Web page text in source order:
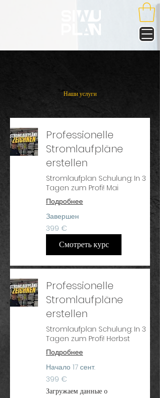
Наши услуги
Professionelle
Stromlaufpläne
erstellen
Stromlaufplan Schulung: In 3
Tagen zum Profi! Mai
Подробнее
Завершен
399
евро
399 €
Смотреть курс
Professionelle
Stromlaufpläne
erstellen
Stromlaufplan Schulung: In 3
Tagen zum Profi! Herbst
Подробнее
Начало 17 сент.
399
евро
399 €
Загружаем данные о